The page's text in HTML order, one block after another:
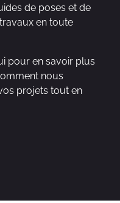
de poses et de
en toute
pour en savoir plus
nous
projets tout en